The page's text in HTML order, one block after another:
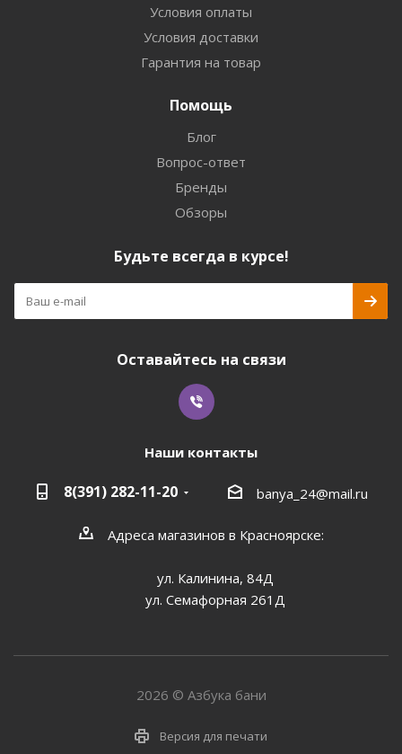
Условия оплаты
Условия доставки
Гарантия на товар
Помощь
Блог
Вопрос-ответ
Бренды
Обзоры
Будьте всегда в курсе!
Оставайтесь на связи
Наши контакты
8(391) 282-11-20 banya_24@mail.ru
Адреса магазинов в Красноярске:
ул. Калинина, 84Д
ул. Семафорная 261Д
2026 © Азбука бани
Версия для печати